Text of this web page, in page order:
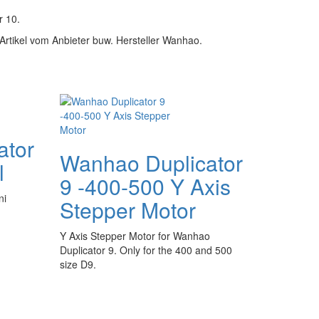
10.
vom Anbieter buw. Hersteller Wanhao.
Wanhao Duplicator
9 -400-500 Y Axis
Stepper Motor
Y Axis Stepper Motor for Wanhao
Duplicator 9. Only for the 400 and 500
size D9.